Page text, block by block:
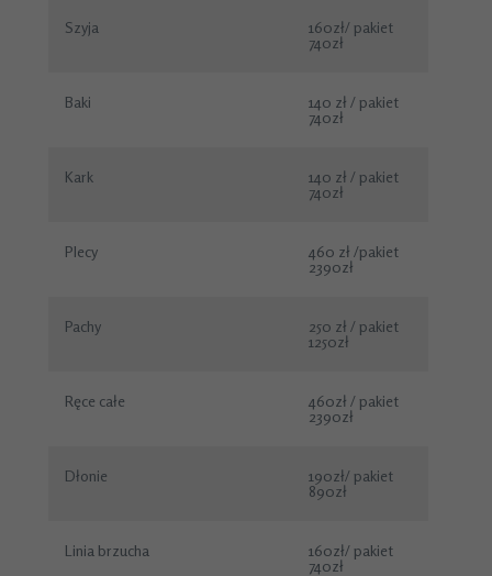
Szyja
160zł/ pakiet
740zł
Baki
140 zł / pakiet
740zł
Kark
140 zł / pakiet
740zł
Plecy
460 zł /pakiet
2390zł
Pachy
250 zł / pakiet
1250zł
Ręce całe
460zł / pakiet
2390zł
Dłonie
190zł/ pakiet
890zł
Linia brzucha
160zł/ pakiet
740zł